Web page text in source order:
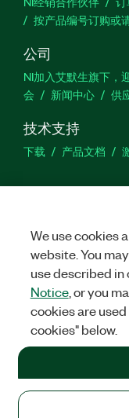
按产品编号订购或
公司
NI加入艾默生旗下，
会
新闻中心 供
技术支持
下载 产品文档
法律信息| IMPRINT
cookies
©NATIONAL
有.沪ICP备09002359
We use cookies
website. You
use described in
Notice, or you
cookies are
cookies" below.